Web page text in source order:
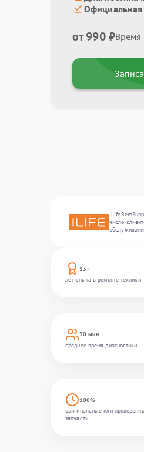
Официальная
от 990 ₽Время
число
13+
лет опыта в ремонте техники
30 мин
среднее время диагностики
100%
оригинальные или
запчасти